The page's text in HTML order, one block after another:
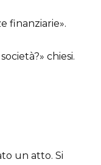
finanziarie».
chiesi.
un atto. Si